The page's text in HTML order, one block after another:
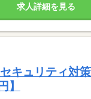
求人詳細を見る
キュリティ対
】